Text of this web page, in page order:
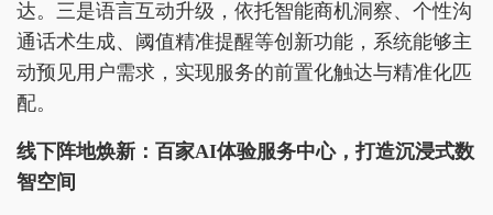
达。三是语言互动升级，依托智能商机洞察、个性沟
通话术生成、阈值精准提醒等创新功能，系统能够主
动预见用户需求，实现服务的前置化触达与精准化匹
配。
线下阵地焕新：百家AI体验服务中心，打造沉浸式数
智空间